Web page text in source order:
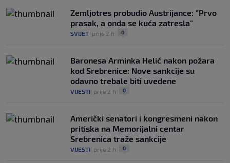
Zemljotres probudio Austrijance: "Prvo
prasak, a onda se kuća zatresla"
SVIJET prije 2 h 0
Baronesa Arminka Helić nakon požara
kod Srebrenice: Nove sankcije su
odavno trebale biti uvedene
VIJESTI prije 2 h 0
Američki senatori i kongresmeni nakon
pritiska na Memorijalni centar
Srebrenica traže sankcije
VIJESTI prije 2 h 0